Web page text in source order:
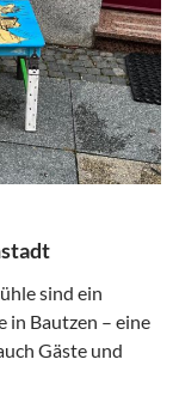
sind ein
in Bautzen – eine
Gäste und